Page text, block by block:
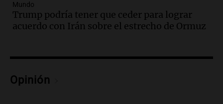
la madrugada del viernes
Panorama Federal
Episodios
Córdoba: delincuentes escapados con
Panorama Federal
Mundo
Trump podría tener que ceder para lograr
acuerdo con Irán sobre el estrecho de Ormuz
Opinión